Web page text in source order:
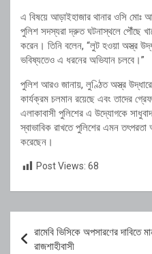
এ বিষয়ে আড়াইহাজার থানার ওসি মোঃ
পুলিশ সদস্যরা দ্রুত ঘটনাস্থলে পৌঁছে
করেন। তিনি বলেন, “লুট হওয়া অস্ত্র
ভবিষ্যতেও এ ধরনের অভিযান চলবে।”
পুলিশ আরও জানায়, লুণ্ঠিত অস্ত্র
কার্যক্রম চলমান রয়েছে এবং তাদের
এলাকাবাসী পুলিশের এ উদ্যোগকে
স্বাভাবিক রাখতে পুলিশের এমন
করেছেন।
Post Views: 68
navigation
রামেবি ভিসিকে অপসারণের দাবিতে
রাজশাহীবাসী